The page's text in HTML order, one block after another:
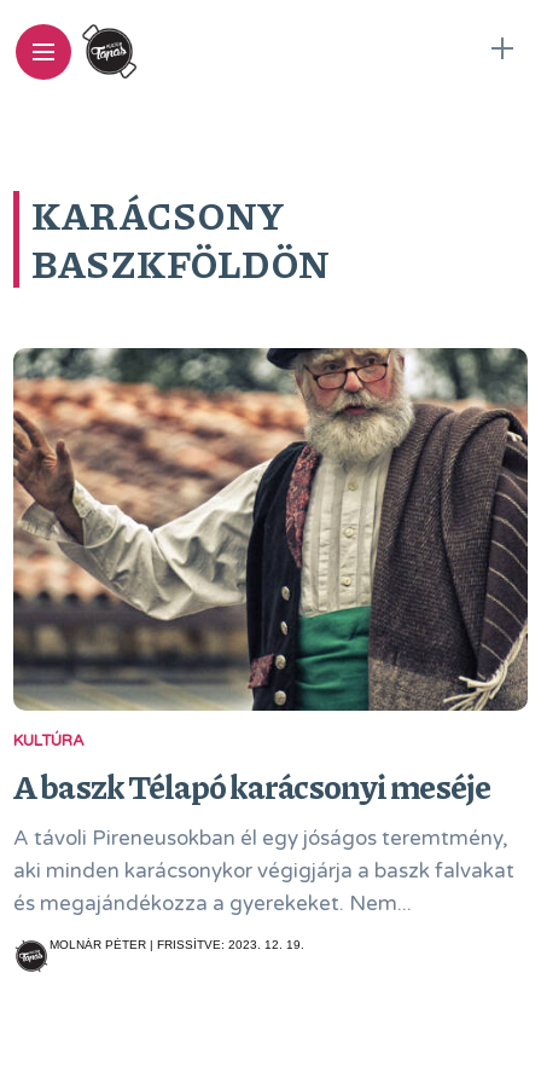
KARÁCSONY
BASZKFÖLDÖN
KULTÚRA
A baszk Télapó karácsonyi meséje
A távoli Pireneusokban él egy jóságos teremtmény,
aki minden karácsonykor végigjárja a baszk falvakat
és megajándékozza a gyerekeket. Nem...
MOLNÁR PÉTER | FRISSÍTVE: 2023. 12. 19.